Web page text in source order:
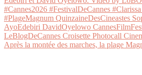
Après la montée des marches, la plage